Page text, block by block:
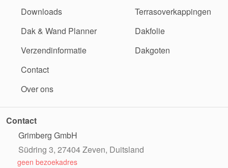
Downloads
Dak & Wand Planner
Verzendinformatie
Contact
Over ons
Terrasoverkappingen
Dakfolie
Dakgoten
Contact
Grimberg GmbH
Südring 3, 27404 Zeven, Duitsland
geen bezoekadres